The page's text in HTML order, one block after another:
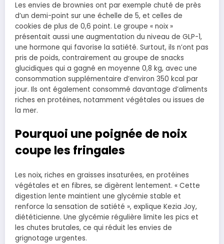
Les envies de brownies ont par exemple chuté de près
d’un demi-point sur une échelle de 5, et celles de
cookies de plus de 0,6 point. Le groupe « noix »
présentait aussi une augmentation du niveau de GLP-1,
une hormone qui favorise la satiété. Surtout, ils n’ont pas
pris de poids, contrairement au groupe de snacks
glucidiques qui a gagné en moyenne 0,8 kg, avec une
consommation supplémentaire d’environ 350 kcal par
jour. Ils ont également consommé davantage d’aliments
riches en protéines, notamment végétales ou issues de
la mer.
Pourquoi une poignée de noix
coupe les fringales
Les noix, riches en graisses insaturées, en protéines
végétales et en fibres, se digèrent lentement. « Cette
digestion lente maintient une glycémie stable et
renforce la sensation de satiété », explique Kezia Joy,
diététicienne. Une glycémie régulière limite les pics et
les chutes brutales, ce qui réduit les envies de
grignotage urgentes.